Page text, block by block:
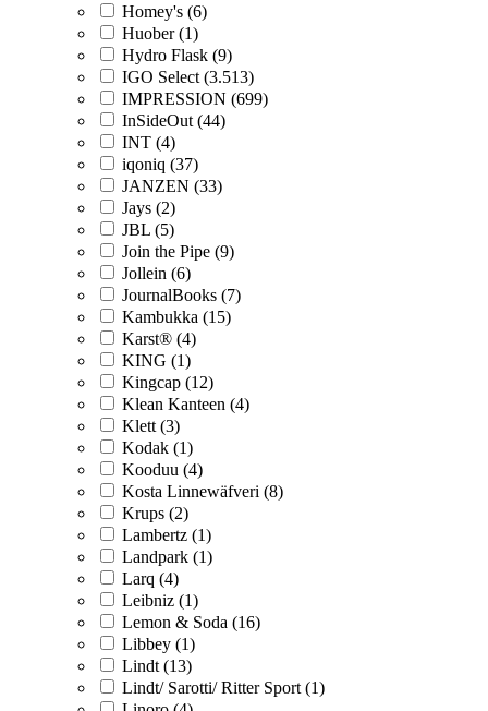
Homey's (6)
Huober (1)
Hydro Flask (9)
IGO Select (3.513)
IMPRESSION (699)
InSideOut (44)
INT (4)
iqoniq (37)
JANZEN (33)
Jays (2)
JBL (5)
Join the Pipe (9)
Jollein (6)
JournalBooks (7)
Kambukka (15)
Karst® (4)
KING (1)
Kingcap (12)
Klean Kanteen (4)
Klett (3)
Kodak (1)
Kooduu (4)
Kosta Linnewäfveri (8)
Krups (2)
Lambertz (1)
Landpark (1)
Larq (4)
Leibniz (1)
Lemon & Soda (16)
Libbey (1)
Lindt (13)
Lindt/ Sarotti/ Ritter Sport (1)